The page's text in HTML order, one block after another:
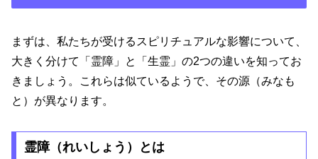
まずは、私たちが受けるスピリチュアルな影響について、
大きく分けて「霊障」と「生霊」の2つの違いを知ってお
きましょう。これらは似ているようで、その源（みなも
と）が異なります。
霊障（れいしょう）とは